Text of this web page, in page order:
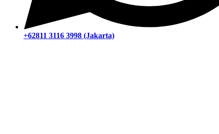
+62811 3116 3998 (Jakarta)